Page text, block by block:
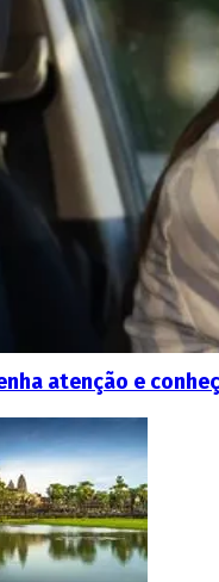
atenção e